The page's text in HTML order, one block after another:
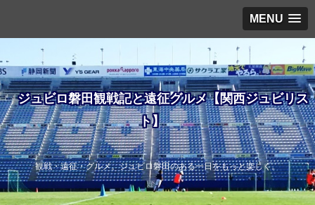
MENU
ジュビロ磐田観戦記と遠征グルメ【関西ジュビリス
ト】
観戦・遠征・グルメ。ジュビロ磐田のある一日をもっと楽しく。